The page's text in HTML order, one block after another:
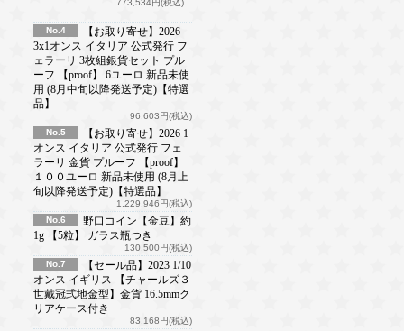
773,534円(税込)
No.4
【お取り寄せ】2026
3x1オンス イタリア 公式発行 フ
ェラーリ 3枚組銀貨セット プル
ーフ 【proof】 6ユーロ 新品未使
用 (8月中旬以降発送予定)【特選
品】
96,603円(税込)
No.5
【お取り寄せ】2026 1
オンス イタリア 公式発行 フェ
ラーリ 金貨 プルーフ 【proof】
１００ユーロ 新品未使用 (8月上
旬以降発送予定)【特選品】
1,229,946円(税込)
No.6
野口コイン【金豆】約
1g 【5粒】 ガラス瓶つき
130,500円(税込)
No.7
【セール品】2023 1/10
オンス イギリス 【チャールズ３
世戴冠式地金型】金貨 16.5mmク
リアケース付き
83,168円(税込)